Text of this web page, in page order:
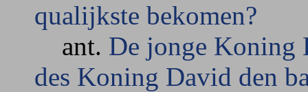
qualijkste bekomen?
ant. De jonge Koning
des Koning David den